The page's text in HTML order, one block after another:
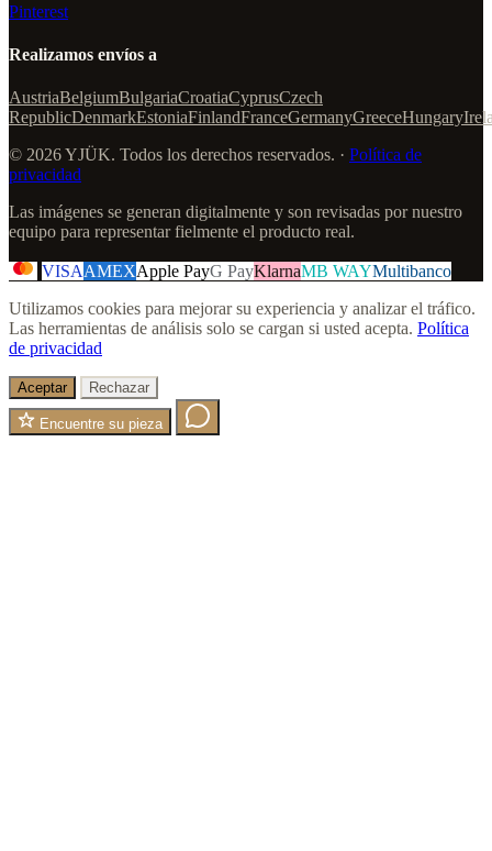
Pinterest
Realizamos envíos a
AustriaBelgiumBulgariaCroatiaCyprusCzech
RepublicDenmarkEstoniaFinlandFranceGermanyGreeceHungary
© 2026 YJÜK. Todos los derechos reservados. · Política de
privacidad
Las imágenes se generan digitalmente y son revisadas por nuestro
equipo para representar fielmente el producto real.
VISAAMEXApple PayG PayKlarnaMB WAYMultibanco
Utilizamos cookies para mejorar su experiencia y analizar el tráfico.
Las herramientas de análisis solo se cargan si usted acepta. Política
de privacidad
Aceptar Rechazar
Encuentre su pieza